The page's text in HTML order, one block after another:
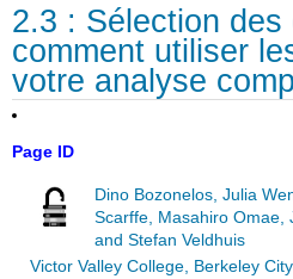
2.3 : Sélection des
comment utiliser
votre analyse
Page ID
Dino Bozonelos, Julia
Scarffe, Masahiro Omae,
and Stefan Veldhuis
Victor Valley College, Berkeley